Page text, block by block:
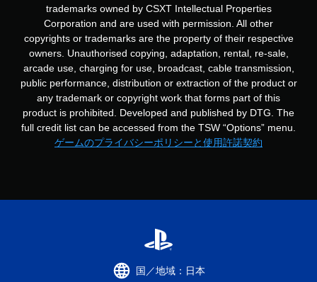
trademarks owned by CSXT Intellectual Properties
Corporation and are used with permission. All other
copyrights or trademarks are the property of their respective
owners. Unauthorised copying, adaptation, rental, re-sale,
arcade use, charging for use, broadcast, cable transmission,
public performance, distribution or extraction of the product or
any trademark or copyright work that forms part of this
product is prohibited. Developed and published by DTG. The
full credit list can be accessed from the TSW “Options” menu.
ゲームのプライバシーポリシーと使用許諾契約
国／地域：日本